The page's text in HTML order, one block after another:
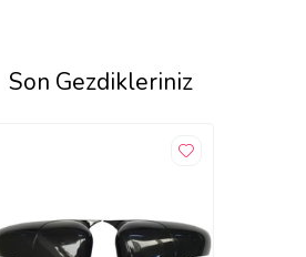
Son Gezdikleriniz